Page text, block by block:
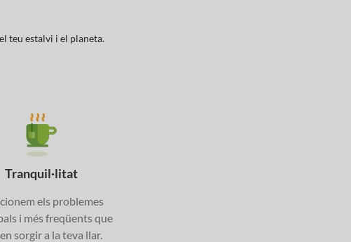
teu estalvi i el planeta.
Tranquil·litat
els problemes
i més freqüents que
sorgir a la teva llar.